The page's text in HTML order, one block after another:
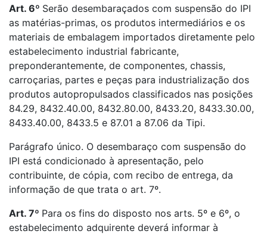
Art. 6º Serão desembaraçados com suspensão do IPI
as matérias-primas, os produtos intermediários e os
materiais de embalagem importados diretamente pelo
estabelecimento industrial fabricante,
preponderantemente, de componentes, chassis,
carroçarias, partes e peças para industrialização dos
produtos autopropulsados classificados nas posições
84.29, 8432.40.00, 8432.80.00, 8433.20, 8433.30.00,
8433.40.00, 8433.5 e 87.01 a 87.06 da Tipi.
Parágrafo único. O desembaraço com suspensão do
IPI está condicionado à apresentação, pelo
contribuinte, de cópia, com recibo de entrega, da
informação de que trata o art. 7º.
Art. 7º Para os fins do disposto nos arts. 5º e 6º, o
estabelecimento adquirente deverá informar à